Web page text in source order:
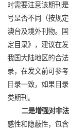
时需要注意该期刊
号是否不同（按规
澳台及境外刊物。
定目录》，建议在
我国大陆地区的合
录，在发文前可参
目录一致，如果目
类期刊。
二是增强对非
惑性和隐蔽性，包